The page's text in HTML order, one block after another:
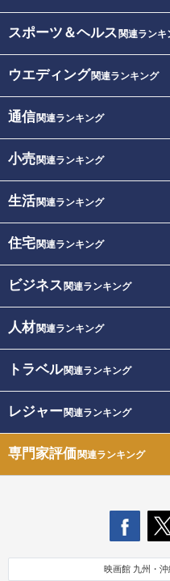
スポーツ＆ヘルス 関連ランキ
ウエディング関連ランキング
通信関連ランキング
小売関連ランキング
生活関連ランキング
住宅関連ランキング
ビジネス 関連ランキング
人材関連ランキング
トラベル関連ランキング
レジャー関連ランキング
専門家評価関連ランキング
映画館 九州・